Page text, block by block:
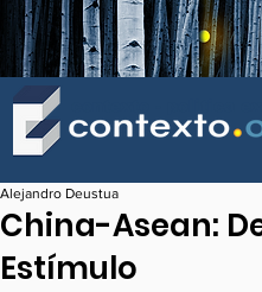
China-Asean:
Estímulo
Alejandro Deustua